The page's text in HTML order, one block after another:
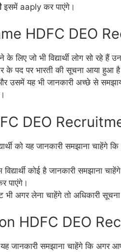
इसमें aaply कर पाएंगे।
HDFC DEO
लिए जो भी विद्यार्थी लोग सो रहे हैं
के पद पर भारती की सूचना आया हुआ
उसमें यह भी जानकारी अच्छे से
DEO
को यह जानकारी समझाना
कोई है जानकारी समझाना
पाएंगे।
अगर लेना चाहेंगे तो अधिकारी
HDFC DEO
यह जानकारी समझाना चाहेंगे कि